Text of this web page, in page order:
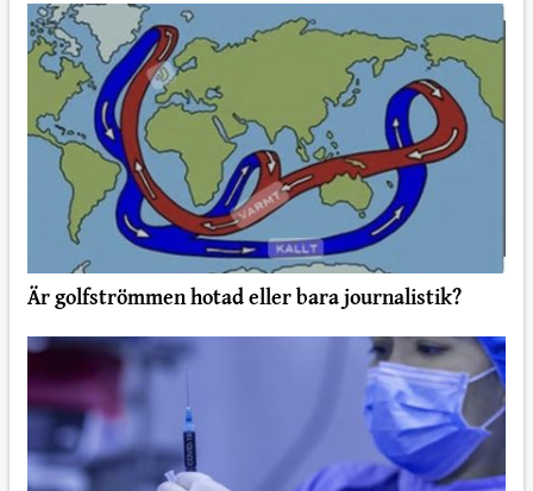
Är golfströmmen hotad eller bara journalistik?